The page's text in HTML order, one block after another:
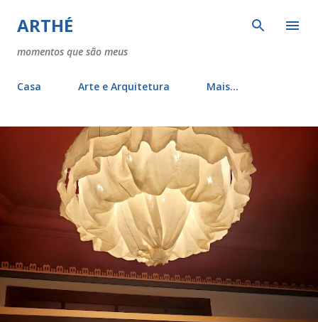
ARTHÉ
momentos que são meus
Casa Arte e Arquitetura Mais…
n
s